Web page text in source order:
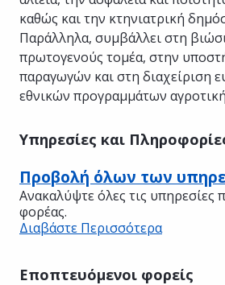
καθώς και την κτηνιατρική
Παράλληλα, συμβάλλει στη
πρωτογενούς τομέα, στην
παραγωγών και στη διαχείριση
εθνικών προγραμμάτων
Υπηρεσίες και
Προβολή όλων των
Ανακαλύψτε όλες τις υπηρεσίες
φορέας.
Διαβάστε Περισσότερα
Εποπτευόμενοι φορείς